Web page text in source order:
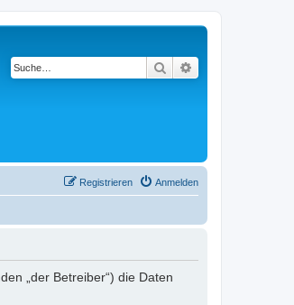
Suche
Anmelden
Registrieren
„der Betreiber“) die Daten